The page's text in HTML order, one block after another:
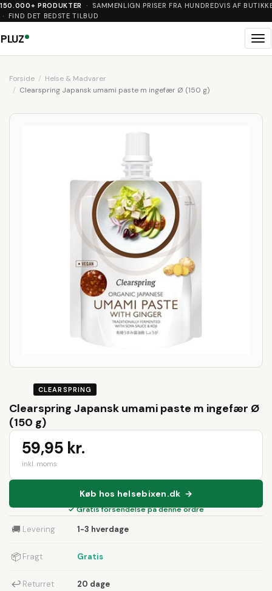
150.000+ PRODUKTER
· SAMMENLIGN PRISER FRA HUNDREDVIS AF
· FIND DET BEDSTE TILBUD
PLUZ
Forside
Helse & Madvarer
Clearspring Japansk umami paste m ingefær Ø (150 g)
CLEARSPRING
Clearspring Japansk umami paste m ingefær Ø
(150 g)
59,95 kr.
inkl. moms
Køb hos helsebixen.dk →
✓ Gratis forsendelse på denne ordre
🚚 Levering 1-3 hverdage
📦 Fragt Gratis
↩ Returret 20 dage